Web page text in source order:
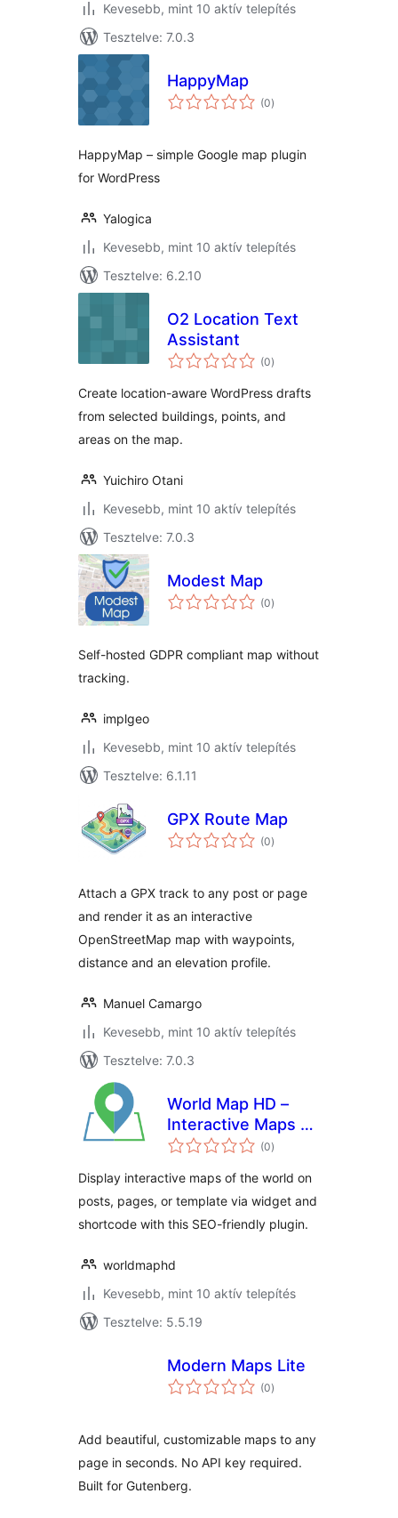
Kevesebb, mint 10 aktív telepítés
Tesztelve: 7.0.3
HappyMap
(0értékelés
összesen
)
HappyMap – simple Google map plugin
for WordPress
Yalogica
Kevesebb, mint 10 aktív telepítés
Tesztelve: 6.2.10
O2 Location Text
Assistant
(0értékelés
összesen
)
Create location-aware WordPress drafts
from selected buildings, points, and
areas on the map.
Yuichiro Otani
Kevesebb, mint 10 aktív telepítés
Tesztelve: 7.0.3
Modest Map
(0értékelés
összesen
)
Self-hosted GDPR compliant map without
tracking.
implgeo
Kevesebb, mint 10 aktív telepítés
Tesztelve: 6.1.11
GPX Route Map
(0értékelés
összesen
)
Attach a GPX track to any post or page
and render it as an interactive
OpenStreetMap map with waypoints,
distance and an elevation profile.
Manuel Camargo
Kevesebb, mint 10 aktív telepítés
Tesztelve: 7.0.3
World Map HD –
Interactive Maps of
the World
(0értékelés
összesen
)
Display interactive maps of the world on
posts, pages, or template via widget and
shortcode with this SEO-friendly plugin.
worldmaphd
Kevesebb, mint 10 aktív telepítés
Tesztelve: 5.5.19
Modern Maps Lite
(0értékelés
összesen
)
Add beautiful, customizable maps to any
page in seconds. No API key required.
Built for Gutenberg.